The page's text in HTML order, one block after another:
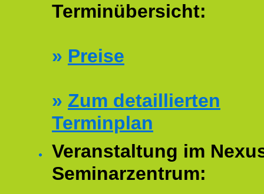
Terminübersicht:
» Preise
» Zum detaillierten
Terminplan
Veranstaltung im
Seminarzentrum: